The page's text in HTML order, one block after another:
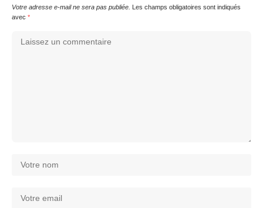
Votre adresse e-mail ne sera pas publiée. Les champs obligatoires sont indiqués
avec *